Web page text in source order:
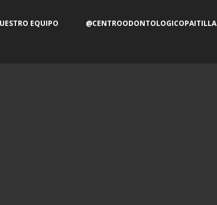
EQUIPO @CENTROODONTOLOGICOPAITILLA